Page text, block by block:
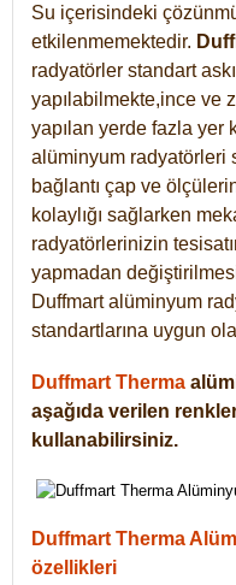
Su içerisindeki
etkilenmemektedir.
radyatörler standart
yapılabilmekte,ince ve
yapılan yerde fazla yer
alüminyum radyatörleri
bağlantı çap ve
kolaylığı sağlarken
radyatörlerinizin
yapmadan
Duffmart alüminyum
standartlarına uygun
Duffmart Therma
aşağıda verilen
kullanabilirsiniz.
Duffmart Therma
özellikleri